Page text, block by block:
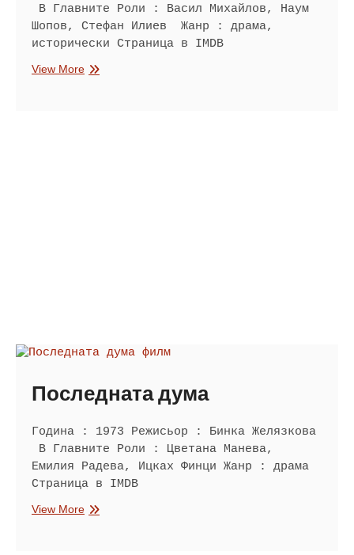
В Главните Роли : Васил Михайлов, Наум
Шопов, Стефан Илиев Жанр : драма,
исторически Страница в IMDB
View MoreКапитан
Последната дума
Година : 1973 Режисьор : Бинка Желязкова
В Главните Роли : Цветана Манева,
Емилия Радева, Ицках Финци Жанр : драма
Страница в IMDB
View MoreПоследната